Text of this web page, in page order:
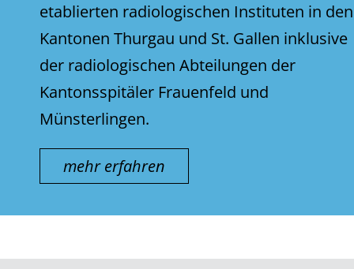
etablierten radiologischen Instituten in den
Kantonen Thurgau und St. Gallen inklusive
der radiologischen Abteilungen der
Kantonsspitäler Frauenfeld und
Münsterlingen.
mehr erfahren